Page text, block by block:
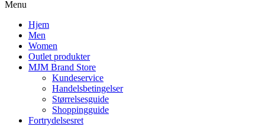
Menu
Hjem
Men
Women
Outlet produkter
MJM Brand Store
Kundeservice
Handelsbetingelser
Størrelsesguide
Shoppingguide
Fortrydelsesret